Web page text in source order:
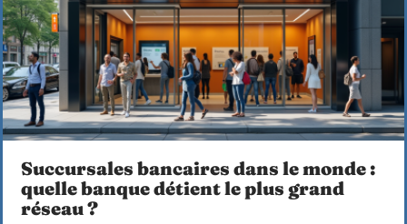
Succursales bancaires dans le monde :
quelle banque détient le plus grand
réseau ?